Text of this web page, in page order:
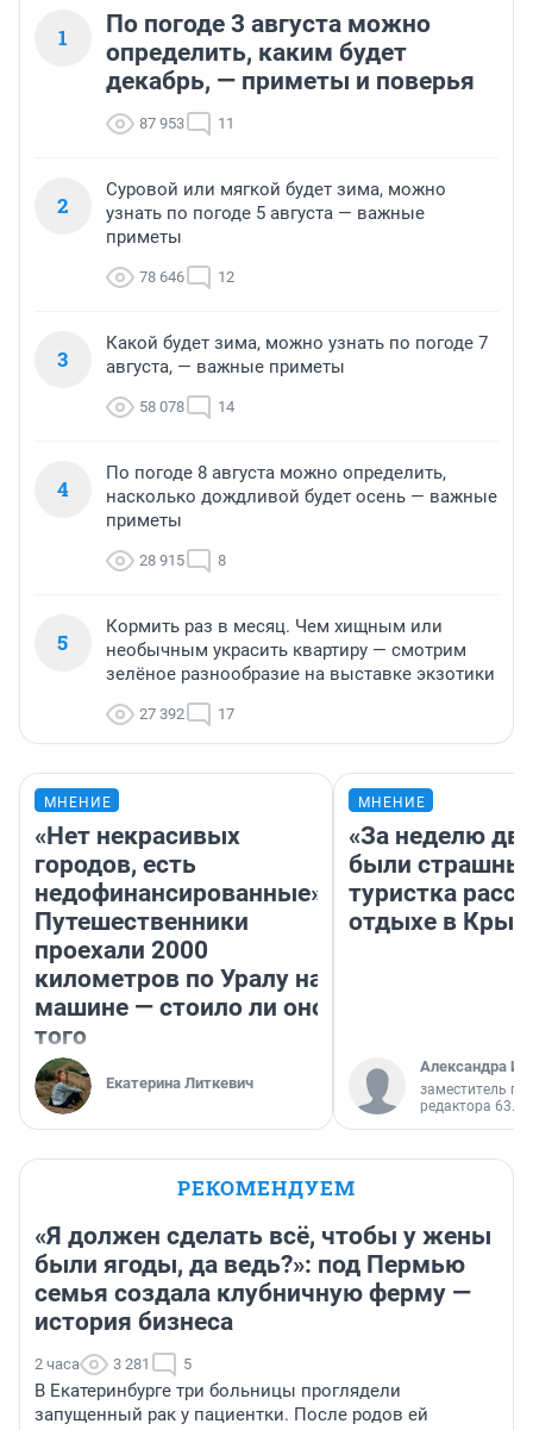
1
По погоде 3 августа можно
определить, каким будет
декабрь, — приметы и поверья
87 953 11
2
Суровой или мягкой будет зима, можно
узнать по погоде 5 августа — важные
приметы
78 646 12
3
Какой будет зима, можно узнать по погоде 7
августа, — важные приметы
58 078 14
4
По погоде 8 августа можно определить,
насколько дождливой будет осень — важные
приметы
28 915 8
5
Кормить раз в месяц. Чем хищным или
необычным украсить квартиру — смотрим
зелёное разнообразие на выставке экзотики
27 392 17
МНЕНИЕ
«Нет некрасивых
городов, есть
недофинансированные».
Путешественники
проехали 2000
километров по Уралу на
машине — стоило ли оно
того
Екатерина Литкевич
МНЕНИЕ
«За неделю
были
туристка
отдыхе в
Александра
заместитель
редактора 63.RU
РЕКОМЕНДУЕМ
«Я должен сделать всё, чтобы у жены
были ягоды, да ведь?»: под Пермью
семья создала клубничную ферму —
история бизнеса
2 часа 3 281 5
В Екатеринбурге три больницы проглядели
запущенный рак у пациентки. После родов ей